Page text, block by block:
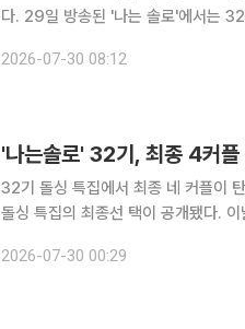
다. 29일 방송된 '나는 솔로'에서는 32기 돌싱 특집 솔로남녀들의 최종 선택이 그려졌다. 이날 최종
"굳게 닫힌 마음을 활짝 열어준 사람
2026-07-30 08:12
32기 돌싱 특집에서 최종 네 커플이 탄생했다. 29일 방송된 SBS Plus ‘나는
돌싱 특집의 최종선 택이 공개됐다. 이날 첫 순서로 나온 광수는 “굳게 닫혔던 제 마음을 활짝 열어
리고 싶다”라며 광수를 택했고 32기
2026-07-30 00:29